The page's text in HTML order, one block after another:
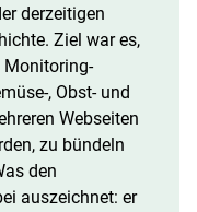
derzeitigen
Ziel war es,
Monitoring-
, Obst- und
Webseiten
zu bündeln
den
auszeichnet: er